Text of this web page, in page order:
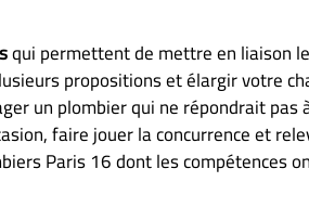
qui permettent de mettre en liaison
propositions et élargir votre
un plombier qui ne répondrait pas
faire jouer la concurrence et
Paris 16 dont les compétences